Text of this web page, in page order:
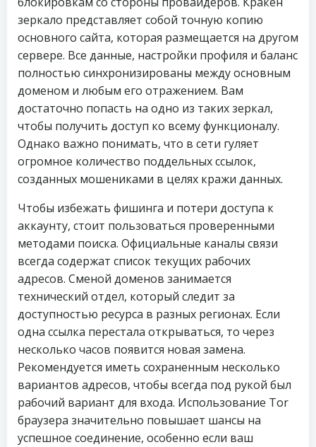
зеркало представляет собой точную копию
основного сайта, которая размещается на другом
сервере. Все данные, настройки профиля и баланс
полностью синхронизированы между основным
доменом и любым его отражением. Вам
достаточно попасть на одно из таких зеркал,
чтобы получить доступ ко всему функционалу.
Однако важно понимать, что в сети гуляет
огромное количество поддельных ссылок,
созданных мошениками в целях кражи данных.
Чтобы избежать фишинга и потери доступа к
аккаунту, стоит пользоваться проверенными
методами поиска. Официальные каналы связи
всегда содержат список текущих рабочих
адресов. Сменой доменов занимается
технический отдел, который следит за
доступностью ресурса в разных регионах. Если
одна ссылка перестала открываться, то через
несколько часов появится новая замена.
Рекомендуется иметь сохраненным несколько
вариантов адресов, чтобы всегда под рукой был
рабочий вариант для входа. Использование Tor
браузера значительно повышает шансы на
успешное соединение, особенно если ваш